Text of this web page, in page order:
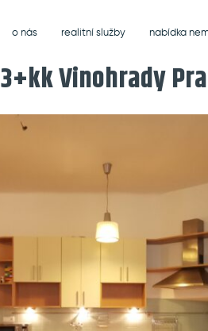
o nás realitní služby nabídka
3+kk Vinohrady